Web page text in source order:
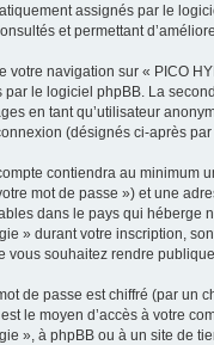
assignés par le
et permettant
votre navigation sur « PICO
par le logiciel phpBB. La
en tant qu’utilisateur
(désignés ci-après par
contiendra au minimum
mot de passe ») et une
dans le pays qui héberge
» durant votre inscription,
vous souhaitez rendre
de passe est chiffré (par un
le moyen d’accès à votre
», à phpBB ou à un site de